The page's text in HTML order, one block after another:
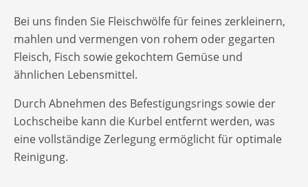
Bei uns finden Sie Fleischwölfe für feines zerkleinern,
mahlen und vermengen von rohem oder gegarten
Fleisch, Fisch sowie gekochtem Gemüse und
ähnlichen Lebensmittel.
Durch Abnehmen des Befestigungsrings sowie der
Lochscheibe kann die Kurbel entfernt werden, was
eine vollständige Zerlegung ermöglicht für optimale
Reinigung.